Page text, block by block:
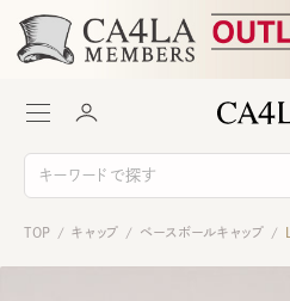
TOP / キャップ / ベースボールキャップ /